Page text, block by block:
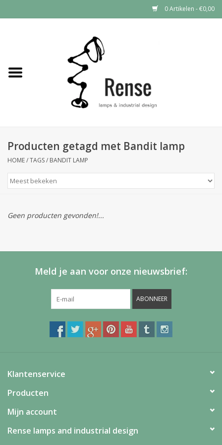
0 Artikelen - €0,00
Industrial lamps
Producten getagd met Bandit lamp
HOME/TAGS/ BANDIT LAMP
Geen producten gevonden!...
Meld je aan voor onze nieuwsbrief:
ABONNEER
Klantenservice
Producten
Mijn account
Rense lamps and industrial design